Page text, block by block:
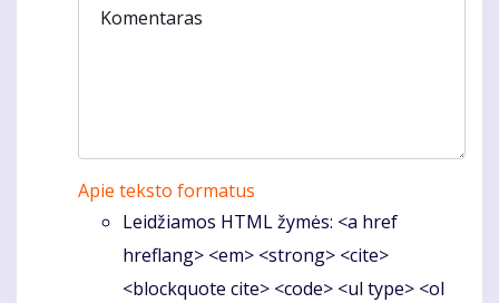
Komentaras
Apie teksto formatus
Leidžiamos HTML žymės: <a href
hreflang> <em> <strong> <cite>
<blockquote cite> <code> <ul type> <ol